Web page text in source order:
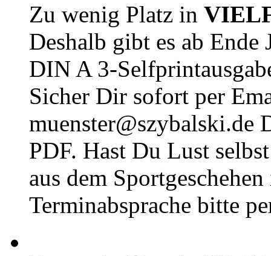
Zu wenig Platz in
Deshalb gibt es ab Ende
DIN A 3-
Sicher Dir sofort per
muenster@szybalski.de
PDF. Hast Du Lust
aus dem
Terminabsprache bitte